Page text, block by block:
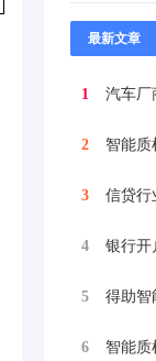
最新文章
1 汽车厂
2 智能质
3 信贷行
4 银行开户
5 得助智
6 智能质